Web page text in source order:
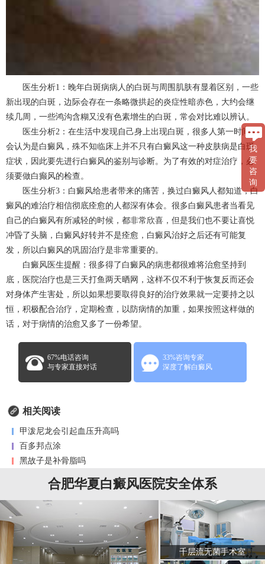
医生分析1：晚年白斑病病人的白斑与周围肌肤有显着区别，一些
新出现的白斑，边际会存在一条略微拱起的炎症性暗赤色，大约会继
续几周，一些鸿沟含糊又没有色素增生的白斑，常会对比难以辨认。
医生分析2：在生活中发现自己身上出现白斑，很多人第一时间就
会认为是白癜风，殊不知临床上并不只有白癜风这一种皮肤病是白斑
症状，因此要先进行白癜风的鉴别与诊断。为了有效的对症治疗，必
须要做白癫风的检查。
医生分析3：白癜风给患者带来的痛苦，换过白癜风人都知道，白
癜风的难治疗相信彻底痊愈的人都深有体会。很多白癜风患者当看见
自己的白癜风有所减轻的时候，都非常欣喜，但是我们也不要让喜悦
冲昏了头脑，白癜风好转并不是痊愈，白癜风治好之后还有可能复
发，所以白癜风的巩固治疗是非常重要的。
白癜风医生提醒：很多得了白癜风的病患都很难将治愈坚持到
底，医院治疗也是三天打鱼两天晒网，这样不仅不利于恢复反而还会
对身体产生害处，所以如果想要取得良好的治疗效果就一定要持之以
恒，积极配合治疗，定期检查，以防病情的加重，如果按照这样做的
话，对于病情的治愈又多了一份希望。
67%电话咨询
与专家直接对话
33%咨询专家
深度了解白癜风
相关阅读
甲泼尼龙会引起血压升高吗
百多邦点涂
黑故子是补骨脂吗
合肥华夏白癜风医院安全体系
千层流无菌手术室
我
要
咨
询